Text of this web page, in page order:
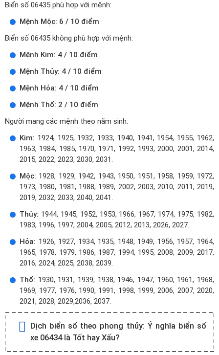
Biển số 06435 phù hợp với mệnh:
Mệnh Mộc: 6 / 10 điểm
Biển số 06435 không phù hợp với mệnh:
Mệnh Kim: 4 / 10 điểm
Mệnh Thủy: 4 / 10 điểm
Mệnh Hỏa: 4 / 10 điểm
Mệnh Thổ: 2 / 10 điểm
Người mang các mệnh theo năm sinh:
Kim: 1924, 1925, 1932, 1933, 1940, 1941, 1954, 1955, 1962,
1963, 1984, 1985, 1970, 1971, 1992, 1993, 2000, 2001, 2014,
2015, 2022, 2023, 2030, 2031.
Mộc: 1928, 1929, 1942, 1943, 1950, 1951, 1958, 1959, 1972,
1973, 1980, 1981, 1988, 1989, 2002, 2003, 2010, 2011, 2019,
2019, 2032, 2033, 2040, 2041.
Thủy: 1944, 1945, 1952, 1953, 1966, 1967, 1974, 1975, 1982,
1983, 1996, 1997, 2004, 2005, 2012, 2013, 2026, 2027.
Hỏa: 1926, 1927, 1934, 1935, 1948, 1949, 1956, 1957, 1964,
1965, 1978, 1979, 1986, 1987, 1994, 1995, 2008, 2009, 2017,
2016, 2024, 2025, 2038, 2039.
Thổ: 1930, 1931, 1939, 1938, 1946, 1947, 1960, 1961, 1968,
1969, 1977, 1976, 1990, 1991, 1998, 1999, 2006, 2007, 2020,
2021, 2028, 2029,2036, 2037.
Dịch biển số theo phong thủy: Ý nghĩa biển số
xe 06434 là Tốt hay Xấu?